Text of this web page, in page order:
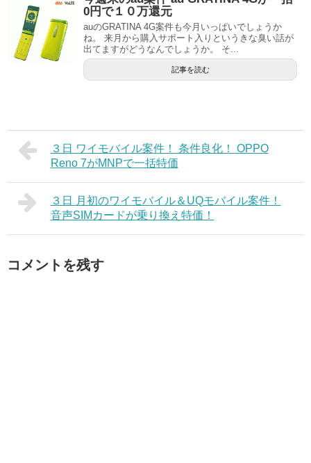
0円で１０万還元
auのGRATINA 4G案件も今月いっぱいでしょうか
ね。 来月から購入サポート入りというきな臭い話が
出てますがどうなんでしょうか。 そ...
記事を読む
３日 ワイモバイル案件！ 条件良化！ OPPO
Reno 7がMNPで一括特価
３日 月初のワイモバイル＆UQモバイル案件！
音声SIMカードが乗り換え特価！
コメントを残す